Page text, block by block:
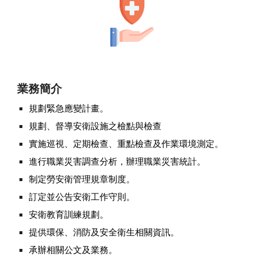
業務簡介
規劃緊急應變計畫。
規劃、督導安衛設施之檢點與檢查
實施巡視、定期檢查、重點檢查及作業環境測定。
進行職業災害調查分析，辦理職業災害統計。
制定勞安衛管理規章制度。
訂定並公告安衛工作守則。
安衛教育訓練規劃。
提供環保、消防及安全衛生相關資訊。
承辦相關公文及業務。